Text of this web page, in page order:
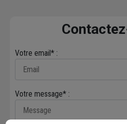
Votre email* :
Votre message* :